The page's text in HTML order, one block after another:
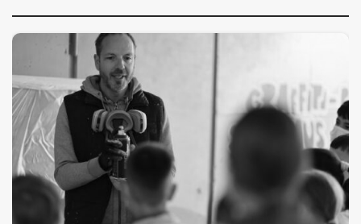
KONTAKT
ÜBER UNS
GÖNNEREI
SHOP
MITMACHEN